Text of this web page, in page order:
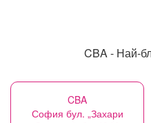
CBA - Най-
CBA
София бул. „Захари